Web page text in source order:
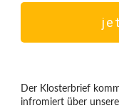
Der Klosterbrief
infromiert über